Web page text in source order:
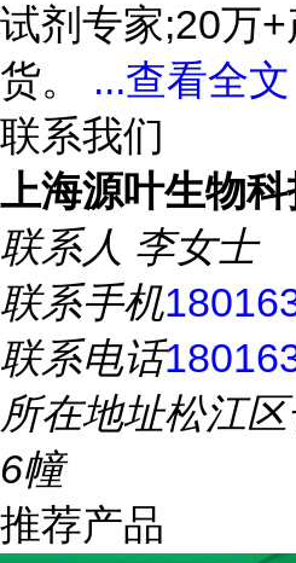
试剂专家;20万
货。 ...查看全
联系我们
上海源叶生物科
联系人 李女士
联系手机
联系电话
所在地址松江
6幢
推荐产品